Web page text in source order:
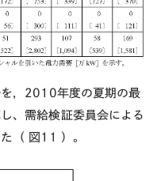
，2010年度の夏期の最
、需給検証委員会による
（
図11 ）。